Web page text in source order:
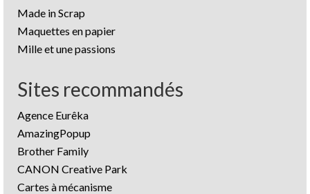
Made in Scrap
Maquettes en papier
Mille et une passions
Sites recommandés
Agence Eurêka
AmazingPopup
Brother Family
CANON Creative Park
Cartes à mécanisme